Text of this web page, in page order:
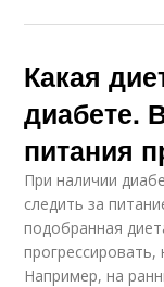
Какая
диабете.
питания
При наличии
следить за
подобранная
прогрессировать,
Например, на